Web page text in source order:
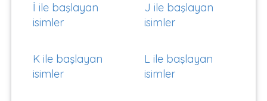
İ ile başlayan
isimler
J ile başlayan
isimler
K ile başlayan
isimler
L ile başlayan
isimler